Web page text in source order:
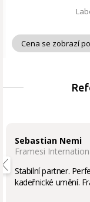
Cena se zobrazí
Sebastian Nemi
Framesi
Stabilní partner.
kadeřnické umění.